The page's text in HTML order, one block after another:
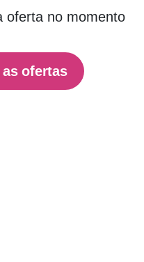
oferta no momento
as ofertas